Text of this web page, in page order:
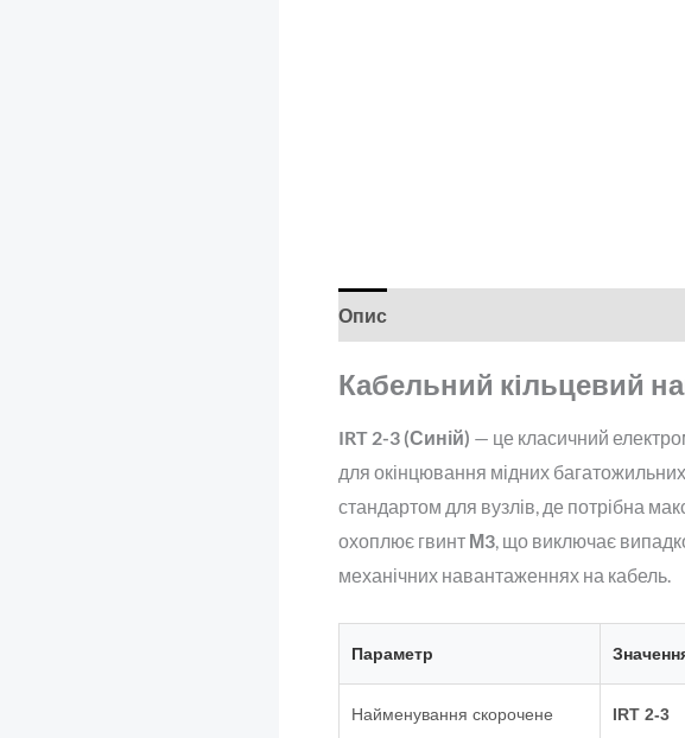
Опис
Кабельний кільцевий
IRT 2-3 (Синій) — це класичний
для окінцювання мідних
стандартом для вузлів, де потрібна
охоплює гвинт М3, що виключає
механічних навантаженнях на кабель.
Параметр
Найменування скорочене IRT 2-3